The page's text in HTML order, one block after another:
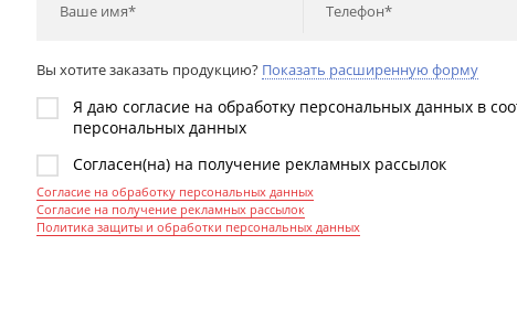
Ваше имя* Телефон*
Вы хотите заказать продукцию? Показать расширенную форму
Я даю согласие на обработку персональных данных в
персональных данных
Согласен(на) на получение рекламных рассылок
Согласие на обработку персональных данных
Согласие на получение рекламных рассылок
Политика защиты и обработки персональных данных